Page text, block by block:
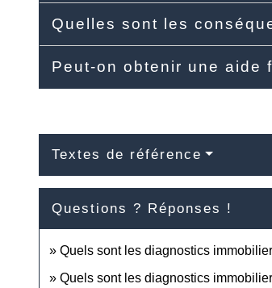
Quelles sont les
Peut-on obtenir une aide
Textes de référence
Questions ? Réponses !
Quels sont les diagnostics
Quels sont les diagnostics